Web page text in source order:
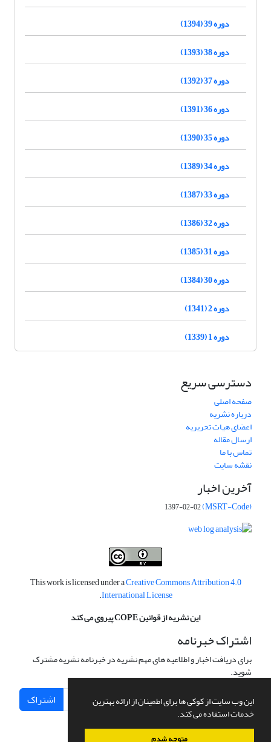
این وب سایت از کوکی ها برای اطمینان از ارائه بهترین
خدمات استفاده می کند.
متوجه شدم
دوره 39 (1394)
دوره 38 (1393)
دوره 37 (1392)
دوره 36 (1391)
دوره 35 (1390)
دوره 34 (1389)
دوره 33 (1387)
دوره 32 (1386)
دوره 31 (1385)
دوره 30 (1384)
دوره 2 (1341)
دوره 1 (1339)
دسترسی سریع
صفحه اصلی
درباره نشریه
اعضای هیات تحریریه
ارسال مقاله
تماس با ما
نقشه سایت
آخرین اخبار
(MSRT-Code)
1397-02-02
This work is licensed under aCreative Commons Attribution 4.0
International License
.
این نشریه از قوانین COPE پیروی می کند
اشتراک خبرنامه
برای دریافت اخبار و اطلاعیه های مهم نشریه در خبرنامه نشریه مشترک
شوید.
اشتراک